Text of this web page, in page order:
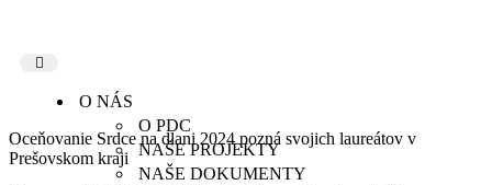
O NÁS
O PDC
NAŠE PROJEKTY
NAŠE DOKUMENTY
Oceňovanie Srdce na dlani 2024 pozná svojich laureátov v
Prešovskom kraji